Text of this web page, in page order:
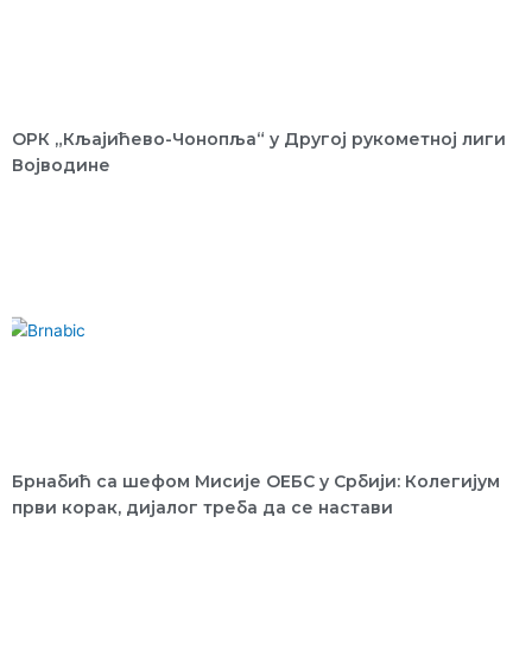
ОРК „Кљајићево-Чонопља“ у Другој рукометној лиги
Војводине
Брнабић са шефом Мисије ОЕБС у Србији: Колегијум
први корак, дијалог треба да се настави